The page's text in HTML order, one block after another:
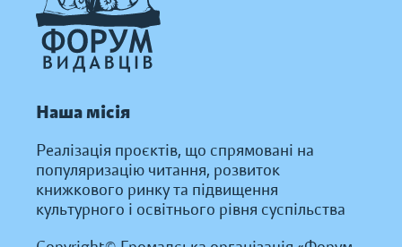
Наша місія
Реалізація проєктів, що спрямовані на
популяризацію читання, розвиток
книжкового ринку та підвищення
культурного і освітнього рівня суспільства